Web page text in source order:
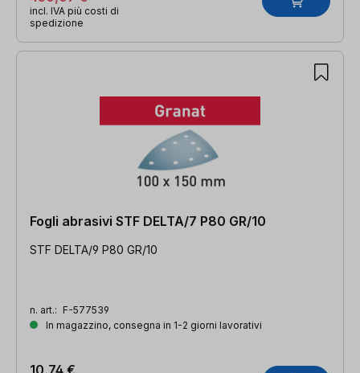
incl. IVA più costi di
spedizione
Fogli abrasivi STF DELTA/7 P80 GR/10
STF DELTA/9 P80 GR/10
n. art.: F-577539
In magazzino, consegna in 1-2 giorni lavorativi
10,74 €